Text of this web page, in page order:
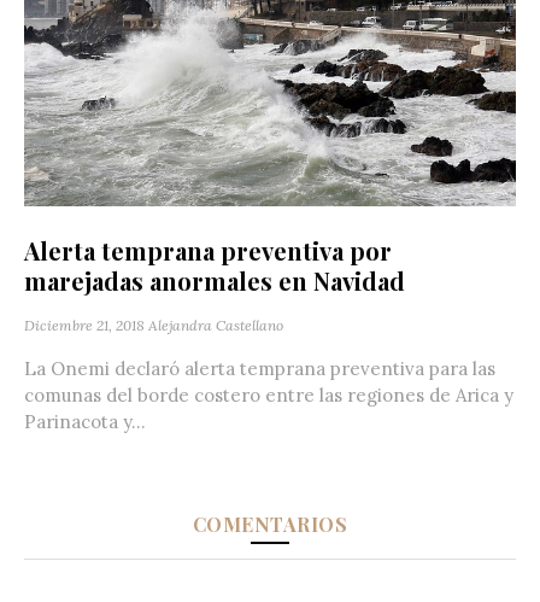
Alerta temprana preventiva por
marejadas anormales en Navidad
Diciembre 21, 2018 Alejandra Castellano
La Onemi declaró alerta temprana preventiva para las
comunas del borde costero entre las regiones de Arica y
Parinacota y...
COMENTARIOS